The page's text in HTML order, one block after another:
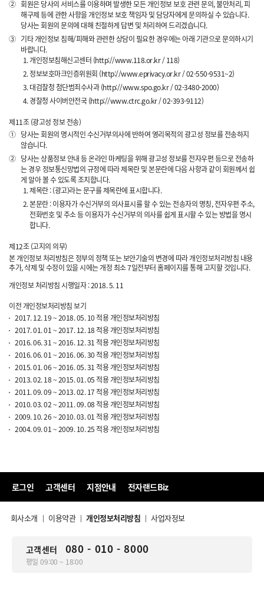
② 회원은 당사의 서비스를 이용하며 발생한 모든 개인정보 보호 관련 문의, 불만처리, 피
해구제 등에 관한 사항을 개인정보 보호 책임자 및 담당자에게 문의하실 수 있습니다.
당사는 회원의 문의에 대해 친절하게 답변 및 처리하여 드리겠습니다.
③ 기타 개인정보 침해/피해와 관련한 상담이 필요한 경우에는 아래 기관으로 문의하시기
바랍니다.
개인정보침해신고센터 (http://www.118.or.kr / 118)
정보보호마크인증위원회 (http://www.eprivacy.or.kr / 02-550-9531~2)
대검찰청 첨단범죄수사과 (http://www.spo.go.kr / 02-3480-2000)
경찰청 사이버안전국 (http://www.ctrc.go.kr / 02-393-9112)
제11조 (광고성 정보 전송)
① 당사는 회원의 명시적인 수신거부의사에 반하여 영리목적의 광고성 정보를 전송하지
않습니다.
② 당사는 상품정보 안내 등 온라인 마케팅을 위해 광고성 정보를 전자우편 등으로 전송하
는 경우 정보통신망법의 규정에 따라 제목란 및 본문란에 다음 사항과 같이 회원께서 쉽
게 알아 볼 수 있도록 조치합니다.
제목란 : (광고)라는 문구를 제목란에 표시합니다.
본문란 : 이용자가 수신거부의 의사표시를 할 수 있는 전송자의 명칭, 전자우편 주소,
전화번호 및 주소 등 이용자가 수신거부의 의사를 쉽게 표시할 수 있는 방법을 명시
합니다.
제12조 (고지의 의무)
본 개인정보 처리방침은 정부의 정책 또는 보안기술의 변경에 따라 개인정보처리방침 내용
추가, 삭제 및 수정이 있을 시에는 개정 최소 7일전부터 홈페이지를 통해 고지할 것입니다.
개인정보 처리방침 시행일자 : 2018. 5. 11
이전 개인정보처리방침 보기
2017. 12. 19 ~ 2018. 05. 10 적용 개인정보처리방침
2017. 01. 01 ~ 2017. 12. 18 적용 개인정보처리방침
2016. 06. 31 ~ 2016. 12. 31 적용 개인정보처리방침
2016. 06. 01 ~ 2016. 06. 30 적용 개인정보처리방침
2015. 01. 06 ~ 2016. 05. 31 적용 개인정보처리방침
2013. 02. 18 ~ 2015. 01. 05 적용 개인정보처리방침
2011. 09. 09 ~ 2013. 02. 17 적용 개인정보처리방침
2010. 03. 02 ~ 2011. 09. 08 적용 개인정보처리방침
2009. 10. 26 ~ 2010. 03. 01 적용 개인정보처리방침
2004. 09. 01 ~ 2009. 10. 25 적용 개인정보처리방침
로그인 고객센터 지점안내 전자랜드Biz
회사소개 | 이용약관 | 개인정보처리방침 | 사업자정보
고객센터 080 - 010 - 8000
평일 09:00 ~ 18:00